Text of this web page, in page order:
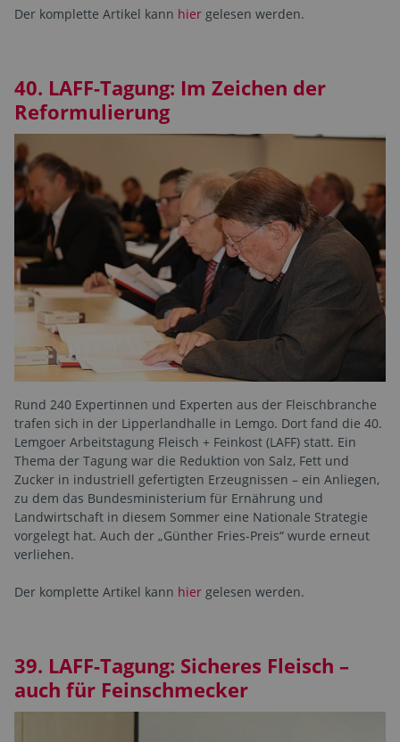
Der komplette Artikel kann hier gelesen werden.
40. LAFF-Tagung: Im Zeichen der
Reformulierung
Rund 240 Expertinnen und Experten aus der Fleischbranche
trafen sich in der Lipperlandhalle in Lemgo. Dort fand die 40.
Lemgoer Arbeitstagung Fleisch + Feinkost (LAFF) statt. Ein
Thema der Tagung war die Reduktion von Salz, Fett und
Zucker in industriell gefertigten Erzeugnissen – ein Anliegen,
zu dem das Bundesministerium für Ernährung und
Landwirtschaft in diesem Sommer eine Nationale Strategie
vorgelegt hat. Auch der „Günther Fries-Preis“ wurde erneut
verliehen.
Der komplette Artikel kann hier gelesen werden.
39. LAFF-Tagung: Sicheres Fleisch –
auch für Feinschmecker